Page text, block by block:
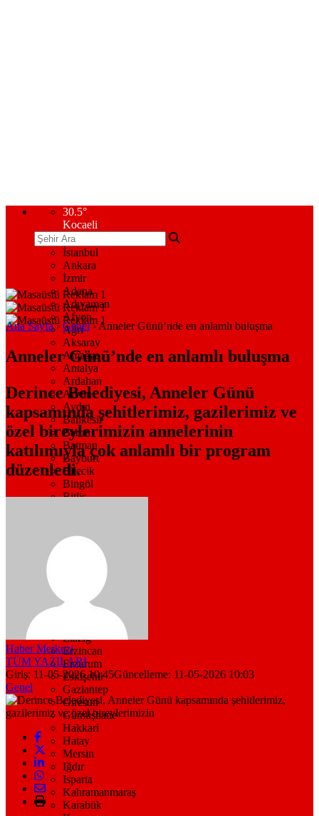
30.5°
Kocaeli
İstanbul
Ankara
İzmir
Adana
Adıyaman
Afyon
Ağrı
Aksaray
Amasya
Antalya
Ardahan
Artvin
Aydın
Balıkesir
Bartın
Batman
Bayburt
Bilecik
Bingöl
Bitlis
Bursa
Çanakkale
Diyarbakır
Elazığ
Erzincan
Erzurum
Eskişehir
Gaziantep
Giresun
Gümüşhane
Hakkari
Hatay
Mersin
Iğdır
Isparta
Kahramanmaraş
Karabük
Ana Sayfa› Genel›Anneler Günü’nde en anlamlı buluşma
Anneler Günü’nde en anlamlı buluşma
Derince Belediyesi, Anneler Günü
kapsamında şehitlerimiz, gazilerimiz ve
özel bireylerimizin annelerinin
katılımıyla çok anlamlı bir program
düzenledi.
Haber Merkezi
TÜM YAZILARI
Giriş: 11-05-2026 10:45Güncelleme: 11-05-2026 10:03
Genel